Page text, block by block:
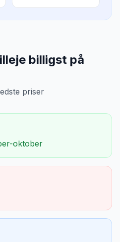
billigst på
priser
oktober